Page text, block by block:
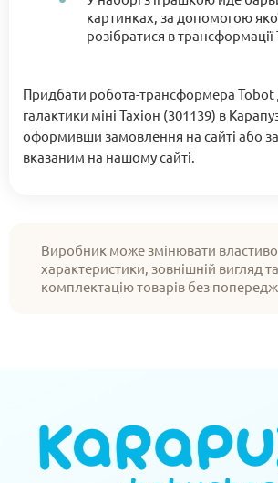
картинках, за допомогою
розібратися в трансформації
Придбати робота-трансформера Tobot
галактики міні Тахіон (301139) в
оформивши замовлення на сайті або
вказаним на нашому сайті.
Виробник може змінювати
характеристики, зовнішній вигляд та
комплектацію товарів без